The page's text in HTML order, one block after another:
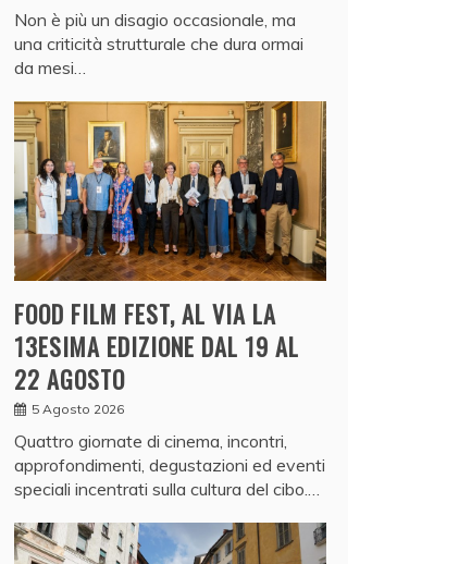
Non è più un disagio occasionale, ma
una criticità strutturale che dura ormai
da mesi…
FOOD FILM FEST, AL VIA LA
13ESIMA EDIZIONE DAL 19 AL
22 AGOSTO
5 Agosto 2026
Quattro giornate di cinema, incontri,
approfondimenti, degustazioni ed eventi
speciali incentrati sulla cultura del cibo.…